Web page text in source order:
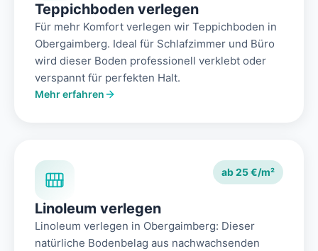
Teppichboden verlegen
Für mehr Komfort verlegen wir Teppichboden in
Obergaimberg. Ideal für Schlafzimmer und Büro
wird dieser Boden professionell verklebt oder
verspannt für perfekten Halt.
Mehr erfahren
ab 25 €/m²
Linoleum verlegen
Linoleum verlegen in Obergaimberg: Dieser
natürliche Bodenbelag aus nachwachsenden